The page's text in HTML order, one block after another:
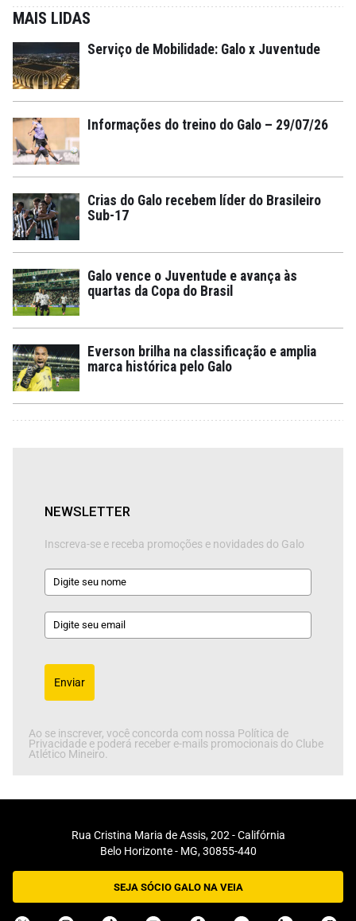
MAIS LIDAS
Serviço de Mobilidade: Galo x Juventude
Informações do treino do Galo – 29/07/26
Crias do Galo recebem líder do Brasileiro
Sub-17
Galo vence o Juventude e avança às
quartas da Copa do Brasil
Everson brilha na classificação e amplia
marca histórica pelo Galo
NEWSLETTER
Inscreva-se e receba promoções e novidades do Galo
Enviar
Ao se inscrever, você concorda com nossa Política de
Privacidade e poderá receber e-mails promocionais do Clube
Atlético Mineiro.
Rua Cristina Maria de Assis, 202 - Califórnia
Belo Horizonte - MG, 30855-440
SEJA SÓCIO GALO NA VEIA